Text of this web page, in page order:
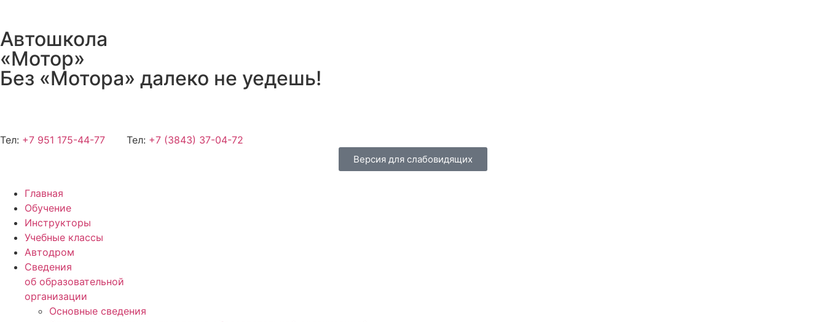
Автошкола
«Мотор»
Без «Мотора» далеко не уедешь!
Тел: +7 951 175-44-77 Тел: +7 (3843) 37-04-72
Версия для слабовидящих
Главная
Обучение
Инструкторы
Учебные классы
Автодром
Сведения
об образовательной
организации
Основные сведения